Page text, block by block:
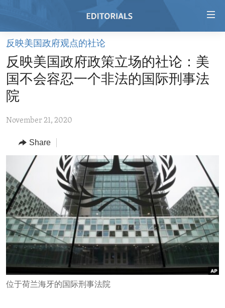
Skip
main
content
Skip
to
main
to
HOME
VIDEO
RADIO
AMERICAS
ASIA
EUROPE
MIDDLE EAST
TOPICS
HUMAN RIGHTS
SECURITY AND DEFENSE
AID AND DEVELOPMENT
DEMOCRACY AND GOVERNANCE
ECONOMY AND TRADE
ENVIRONMENT AND HEALTH
IDEALS AND INSTITUTIONS
ARCHIVE
ABOUT US
FOLLOW US
反映美国政府观点的社论
反映美国政府政策立场的社论：美
国不会容忍一个非法的国际刑事法
院
November 21, 2020
Share
位于荷兰海牙的国际刑事法院